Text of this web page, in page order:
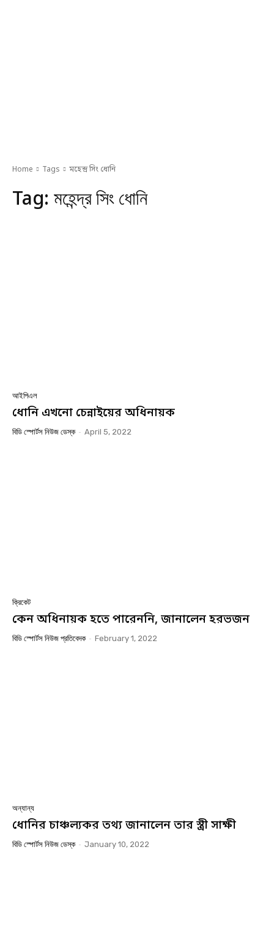
Home Tags মহেন্দ্র সিং ধোনি
Tag: মহেন্দ্র সিং ধোনি
আইপিএল
ধোনি এখনো চেন্নাইয়ের অধিনায়ক
বিডি স্পোর্টস নিউজ ডেস্ক - April 5, 2022
ক্রিকেট
কেন অধিনায়ক হতে পারেননি, জানালেন হরভজন
বিডি স্পোর্টস নিউজ প্রতিবেদক - February 1, 2022
অন্যান্য
ধোনির চাঞ্চল্যকর তথ্য জানালেন তার স্ত্রী সাক্ষী
বিডি স্পোর্টস নিউজ ডেস্ক - January 10, 2022